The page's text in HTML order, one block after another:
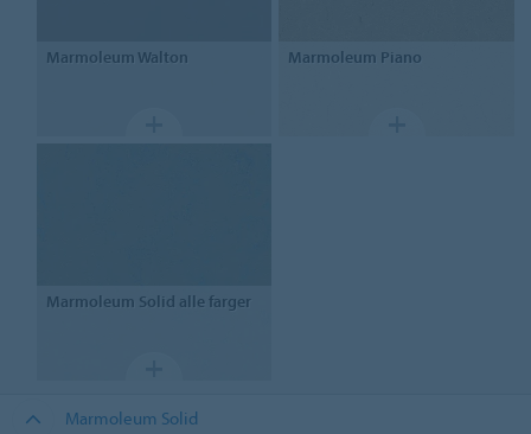
Marmoleum Walton Marmoleum Piano
Marmoleum Solid alle farger
Marmoleum Solid